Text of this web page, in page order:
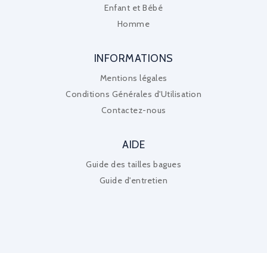
Enfant et Bébé
Homme
INFORMATIONS
Mentions légales
Conditions Générales d'Utilisation
Contactez-nous
AIDE
Guide des tailles bagues
Guide d'entretien